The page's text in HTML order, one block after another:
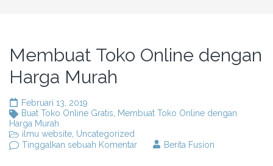
Membuat Toko Online dengan
Harga Murah
Februari 13, 2019
Buat Toko Online Gratis
Membuat Toko Online dengan
Harga Murah
ilmu website Uncategorized
Tinggalkan sebuah Komentarpada
Berita Fusion